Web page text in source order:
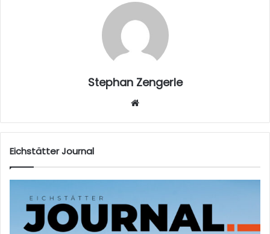
Stephan Zengerle
sei
Eichstätter Journal